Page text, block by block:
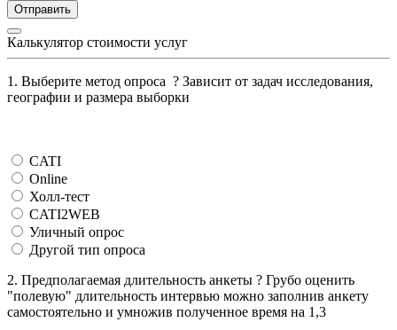
Калькулятор стоимости услуг
1. Выберите метод опроса ? Зависит от задач исследования,
географии и размера выборки
CATI
Online
Холл-тест
CATI2WEB
Уличный опрос
Другой тип опроса
2. Предполагаемая длительность анкеты ? Грубо оценить
"полевую" длительность интервью можно заполнив анкету
самостоятельно и умножив полученное время на 1,3